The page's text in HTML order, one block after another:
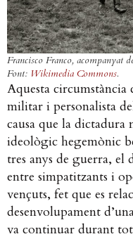
Francisco Franco, acompanyat
Font: Wikimedia Commons.
Aquesta circumstància
militar i personalista
causa que la dictadura
ideològic hegemònic
tres anys de guerra,
entre simpatitzants i
vençuts, fet que es
desenvolupament
va continuar durant